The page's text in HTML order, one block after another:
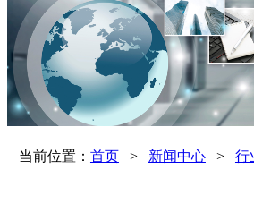
当前位置： 首页> 新闻中心> 行